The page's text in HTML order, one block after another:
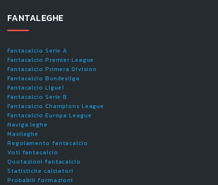
FANTALEGHE
Fantacalcio Serie A
Fantacalcio Premier League
Fantacalcio Primera Division
Fantacalcio Bundesliga
Fantacalcio Ligue1
Fantacalcio Serie B
Fantacalcio Champions League
Fantacalcio Europa League
Naviga leghe
Maxileghe
Regolamento fantacalcio
Voti fantacalcio
Quotazioni fantacalcio
Statistiche calciatori
Probabili formazioni